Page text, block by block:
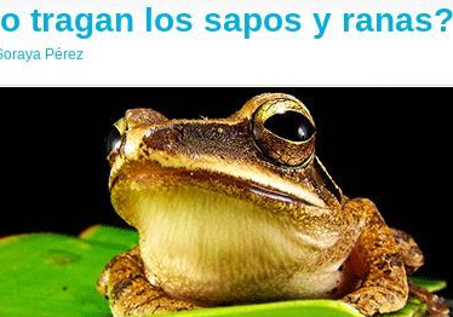
tragan los sapos y ranas?
Pérez